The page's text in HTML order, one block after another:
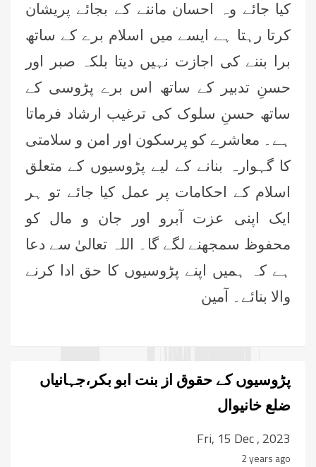
کیا جائے وہ احسان ماننے کے بجائے پریشان
کرتا رہتا ہے ایسے میں اسلام برے کے ساتھ
برا بننے کی اجازت نہیں دیتا بلکہ صبر اور
حسنِ تدبیر کے ساتھ اس برے پڑوسی کے
ساتھ حسنِ سلوک کی ترغیب ارشاد فرماتا
ہے۔ معاشرے کو پرسکون اور امن و سلامتی
کا گہوارہ بنانے کے لیے پڑوسیوں کے متعلق
اسلام کے احکامات پر عمل کیا جائے تو ہر
ایک اپنی عزت آبرو اور جان و مال کو
محفوظ سمجھنے لگے گا۔ اللہ تعالیٰ سے دعا
ہے کہ ہمیں اپنے پڑوسیوں کا حق ادا کرنے
والا بنائے۔ آمین
پڑوسیوں کے حقوق از بنت ابو بکر،جہانیاں
ضلع خانیوال
Fri, 15 Dec , 2023
2 years ago